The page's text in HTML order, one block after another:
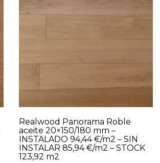
Realwood Panorama Roble
aceite 20×150/180 mm –
INSTALADO 94,44 €/m2 – SIN
INSTALAR 85,94 €/m2 – STOCK
123,92 m2